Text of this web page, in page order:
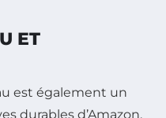
ET
est également un
durables d’Amazon.